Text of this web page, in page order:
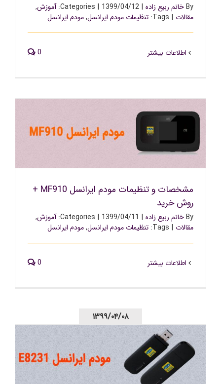
Byخانم ربیع زاده |
1399/04/12
|
Categories: آموزش,
مقالات |
Tags: تنظیمات مودم ایرانسل,مودم ایرانسل
اطلاعات بیشتر 0
مشخصات و تنظیمات مودم ایرانسل MF910 + روش خرید
مشخصات و تنظیمات مودم ایرانسل MF910 +
روش خرید
Byخانم ربیع زاده |
1399/04/11
|
Categories: آموزش,
مقالات |
Tags: تنظیمات مودم ایرانسل,مودم ایرانسل
اطلاعات بیشتر 0
۱۳۹۹/۰۴/۰۸
مشخصات و تنظیمات مودم ایرانسل E8231 + روش خرید